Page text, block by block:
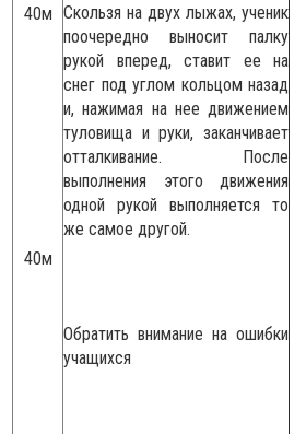
40м
40м
Скользя на двух лыжах, ученик
поочередно выносит палку
рукой вперед, ставит ее на
снег под углом кольцом назад
и, нажимая на нее движением
туловища и руки, заканчивает
отталкивание. После
выполнения этого движения
одной рукой выполняется то
же самое другой.
Обратить внимание на ошибки
учащихся